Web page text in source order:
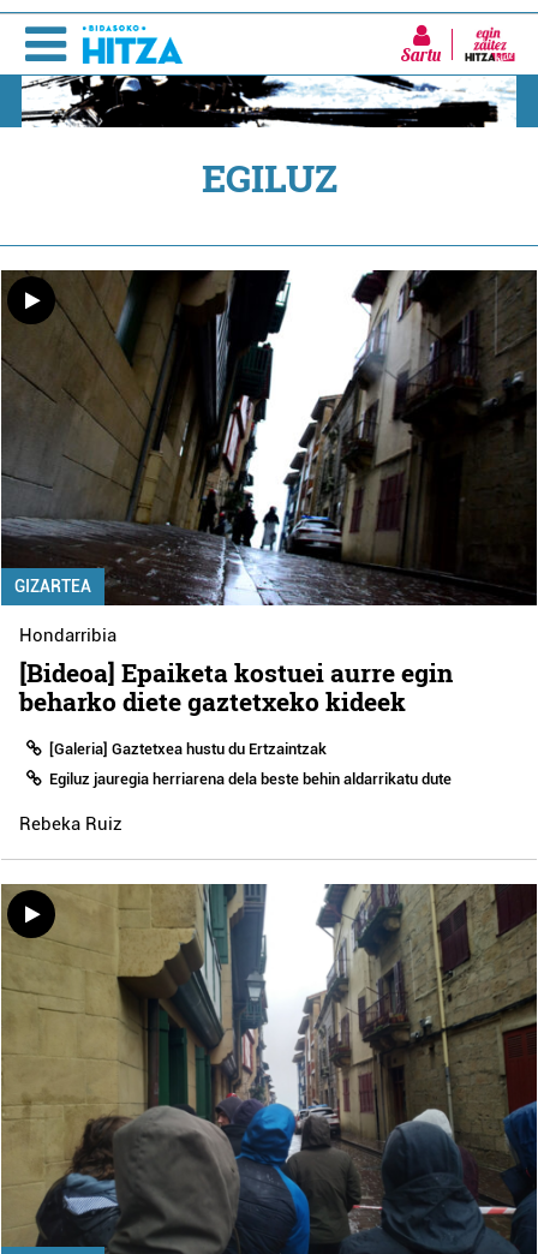
Sartu
EGILUZ
GIZARTEA
Hondarribia
[Bideoa] Epaiketa kostuei aurre egin
beharko diete gaztetxeko kideek
[Galeria] Gaztetxea hustu du Ertzaintzak
Egiluz jauregia herriarena dela beste behin aldarrikatu dute
Rebeka Ruiz